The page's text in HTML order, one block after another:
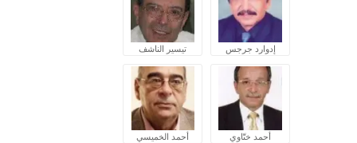
إدوارد جرجس تيسير الناشف
أحمد ختّاوي أحمد الخميسي